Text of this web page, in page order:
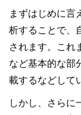
まずはじめに言
析することで、
されます。これ
など基本的な部
載するなどして
しかし、さらに